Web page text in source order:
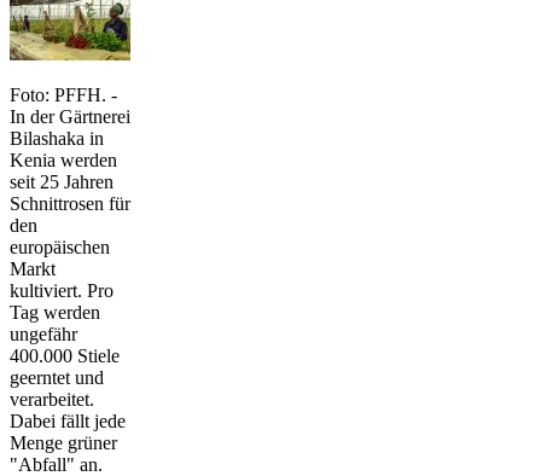
Foto: PFFH. -
In der Gärtnerei
Bilashaka in
Kenia werden
seit 25 Jahren
Schnittrosen für
den
europäischen
Markt
kultiviert. Pro
Tag werden
ungefähr
400.000 Stiele
geerntet und
verarbeitet.
Dabei fällt jede
Menge grüner
"Abfall" an.